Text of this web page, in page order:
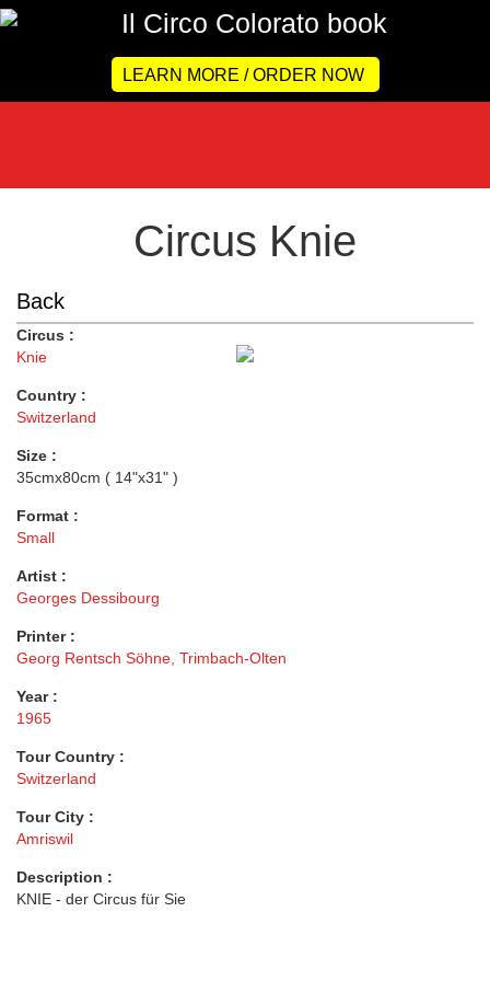
LEARN MORE / ORDER NOW
Circus Knie
Back
Circus :
Knie
Country :
Switzerland
Size :
35cmx80cm ( 14"x31" )
Format :
Small
Artist :
Georges Dessibourg
Printer :
Georg Rentsch Söhne, Trimbach-Olten
Year :
1965
Tour Country :
Switzerland
Tour City :
Amriswil
Description :
KNIE - der Circus für Sie